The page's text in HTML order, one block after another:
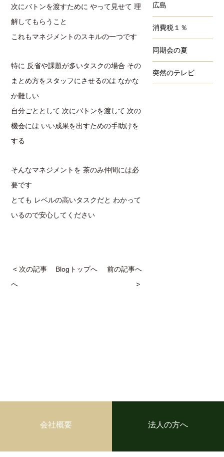
次にバトンを渡すために やって見せて 理
解してもらうこと
これもマネジメントのスキルの一つです
特に 反省や課題が多いタスクの場合 その
まとめ方をスタッフにさせるのは なかな
か難しい
自分ごととして 次にバトンを渡して 次の
機会には いい成果を出すための手助けを
する
そんなマネジメントを 茶のみ仲間には必
要です
とても レベルの高いタスクだと わかって
いるので安心してください
< 次の記事
へ
Blogトップへ
前の記事へ
>
広島
消費税１％
同期会の夏
突然のテレビ
会社概要 法人の方へ